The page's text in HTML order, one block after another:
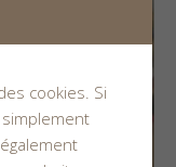
cookies. Si